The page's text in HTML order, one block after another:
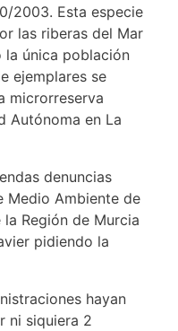
2003. Esta especie
las riberas del Mar
la única población
ejemplares se
microrreserva
Autónoma en La
denuncias
Medio Ambiente de
Región de Murcia
pidiendo la
hayan
ni siquiera 2